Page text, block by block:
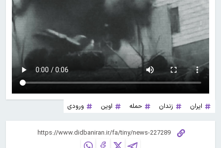
ایران زندان حمله اوین ورودی